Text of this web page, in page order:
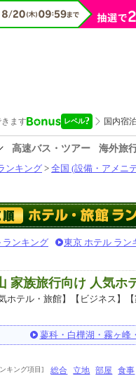
高速バス・ツアー
海外旅
ンキング> 全国 (設備・アメニ
ランキング 東京 ホテル ラン
家族旅行向け 人気
ホテル・旅館】【ビジネス】
蓼科・白樺湖・霧ヶ峰
キング項目] 総合 立地 部屋 食事